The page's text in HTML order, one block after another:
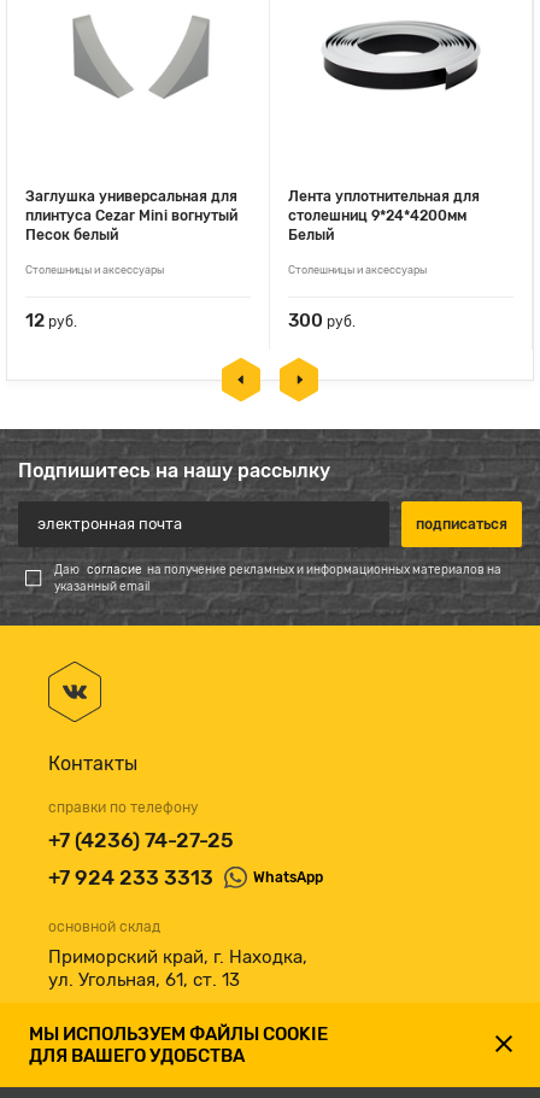
Заглушка универсальная для
плинтуса Cezar Mini вогнутый
Песок белый
Столешницы и аксессуары
12 руб.
Лента уплотнительная для
столешниц 9*24*4200мм
Белый
Столешницы и аксессуары
300 руб.
Подпишитесь на нашу рассылку
Даю согласие на получение рекламных и информационных материалов на
указанный email
Контакты
справки по телефону
+7 (4236) 74-27-25
+7 924 233 3313
WhatsApp
основной склад
Приморский край, г. Находка,
ул. Угольная, 61, ст. 13
принимаем к оплате
МЫ ИСПОЛЬЗУЕМ ФАЙЛЫ COOKIE
ДЛЯ ВАШЕГО УДОБСТВА